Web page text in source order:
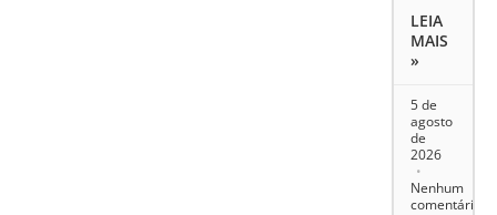
LEIA
MAIS
»
5 de
agosto
de
2026
Nenhum
comentário